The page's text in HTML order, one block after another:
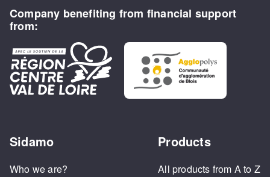
Company benefiting from financial support
from:
Sidamo
Who we are?
Products
All products from A to Z